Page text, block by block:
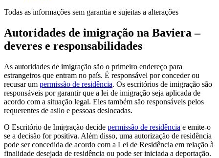
Todas as informações sem garantia e sujeitas a alterações
Autoridades de imigração na Baviera –
deveres e responsabilidades
As autoridades de imigração são o primeiro endereço para
estrangeiros que entram no país. É responsável por conceder ou
recusar um permissão de residência. Os escritórios de imigração são
responsáveis por garantir que a lei de imigração seja aplicada de
acordo com a situação legal. Eles também são responsáveis pelos
requerentes de asilo e pessoas deslocadas.
O Escritório de Imigração decide permissão de residência e emite-o
se a decisão for positiva. Além disso, uma autorização de residência
pode ser concedida de acordo com a Lei de Residência em relação à
finalidade desejada de residência ou pode ser iniciada a deportação.